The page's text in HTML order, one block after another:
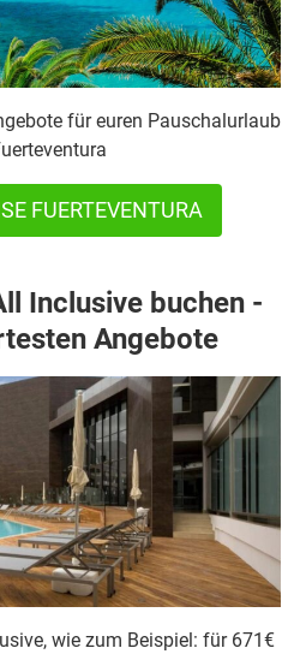
für euren Pauschalurlaub
FUERTEVENTURA
Inclusive buchen -
Angebote
wie zum Beispiel: für 671€